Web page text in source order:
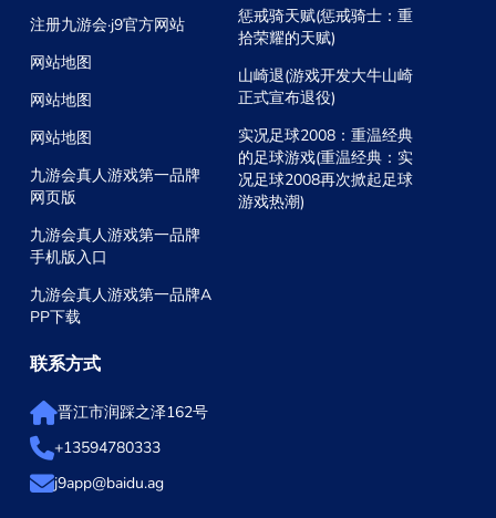
注册九游会·j9官方网站
网站地图
网站地图
网站地图
九游会真人游戏第一品牌
网页版
九游会真人游戏第一品牌
手机版入口
九游会真人游戏第一品牌A
PP下载
惩戒骑天赋(惩戒骑士：重
拾荣耀的天赋)
山崎退(游戏开发大牛山崎
正式宣布退役)
实况足球2008：重温经典
的足球游戏(重温经典：实
况足球2008再次掀起足球
游戏热潮)
联系方式
晋江市润踩之泽162号
+13594780333
j9app@baidu.ag